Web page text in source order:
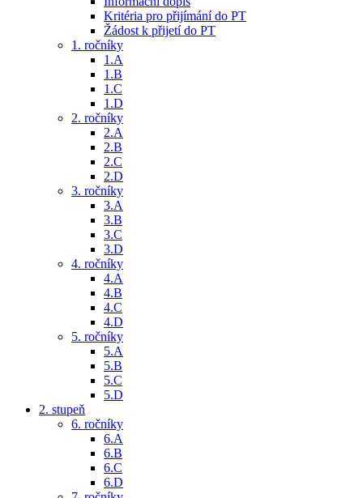
Kritéria pro přijímání do PT
Žádost k přijetí do PT
1. ročníky
1.A
1.B
1.C
1.D
2. ročníky
2.A
2.B
2.C
2.D
3. ročníky
3.A
3.B
3.C
3.D
4. ročníky
4.A
4.B
4.C
4.D
5. ročníky
5.A
5.B
5.C
5.D
2. stupeň
6. ročníky
6.A
6.B
6.C
6.D